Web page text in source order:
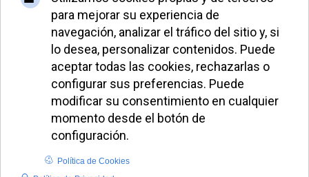
El Superior General
de los jesuitas
refuerza el
compromiso con los
refugiados